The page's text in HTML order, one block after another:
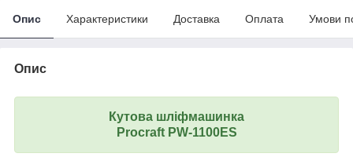
Опис Характеристики Доставка Оплата Умови
Опис
Кутова шліфмашинка
Procraft PW-1100ES